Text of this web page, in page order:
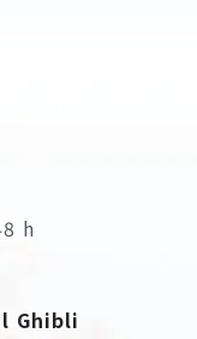
h
Ghibli